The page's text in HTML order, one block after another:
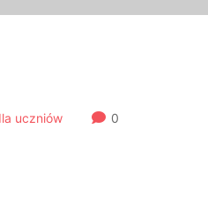
uczniów 0